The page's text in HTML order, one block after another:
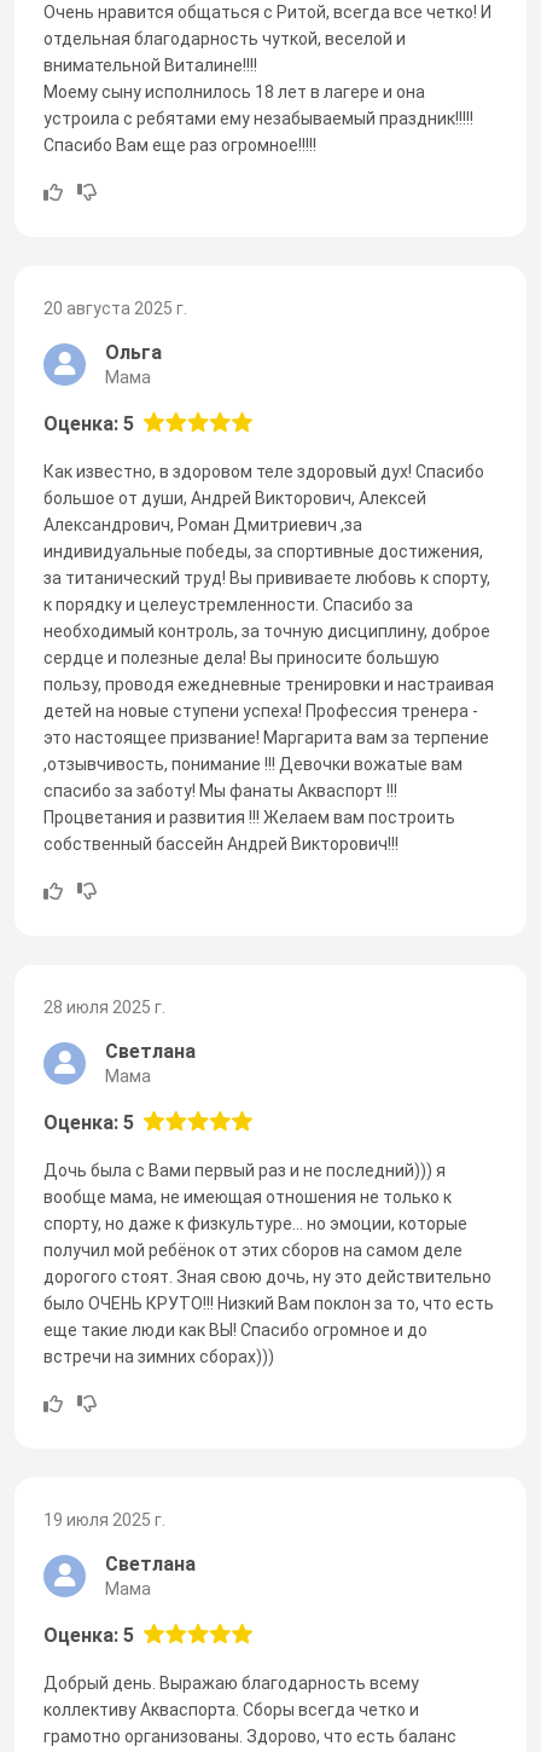
Очень нравится общаться с Ритой, всегда все четко! И
отдельная благодарность чуткой, веселой и
внимательной Виталине!!!!
Моему сыну исполнилось 18 лет в лагере и она
устроила с ребятами ему незабываемый праздник!!!!!
Спасибо Вам еще раз огромное!!!!!
20 августа 2025 г.
Ольга
Мама
Оценка: 5
Как известно, в здоровом теле здоровый дух! Спасибо
большое от души, Андрей Викторович, Алексей
Александрович, Роман Дмитриевич ,за
индивидуальные победы, за спортивные достижения,
за титанический труд! Вы прививаете любовь к спорту,
к порядку и целеустремленности. Спасибо за
необходимый контроль, за точную дисциплину, доброе
сердце и полезные дела! Вы приносите большую
пользу, проводя ежедневные тренировки и настраивая
детей на новые ступени успеха! Профессия тренера -
это настоящее призвание! Маргарита вам за терпение
,отзывчивость, понимание !!! Девочки вожатые вам
спасибо за заботу! Мы фанаты Акваспорт !!!
Процветания и развития !!! Желаем вам построить
собственный бассейн Андрей Викторович!!!
28 июля 2025 г.
Светлана
Мама
Оценка: 5
Дочь была с Вами первый раз и не последний))) я
вообще мама, не имеющая отношения не только к
спорту, но даже к физкультуре… но эмоции, которые
получил мой ребёнок от этих сборов на самом деле
дорогого стоят. Зная свою дочь, ну это действительно
было ОЧЕНЬ КРУТО!!! Низкий Вам поклон за то, что есть
еще такие люди как ВЫ! Спасибо огромное и до
встречи на зимних сборах)))
19 июля 2025 г.
Светлана
Мама
Оценка: 5
Добрый день. Выражаю благодарность всему
коллективу Акваспорта. Сборы всегда четко и
грамотно организованы. Здорово, что есть баланс